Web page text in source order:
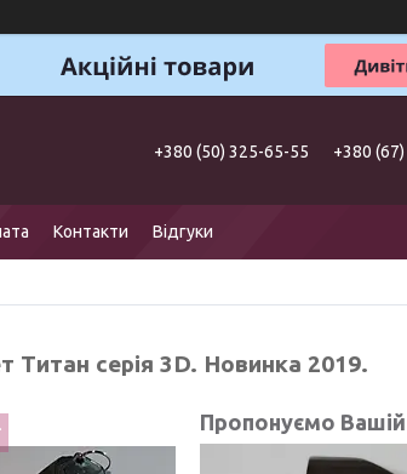
+380 (50) 325-65-55 +380
Контакти Відгуки
Титан серія 3D. Новинка 2019.
Пропонуємо